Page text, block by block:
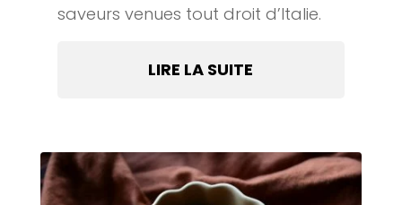
saveurs venues tout droit d’Italie.
LIRE LA SUITE